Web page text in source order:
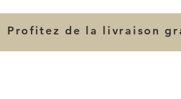
Profitez de la livraison